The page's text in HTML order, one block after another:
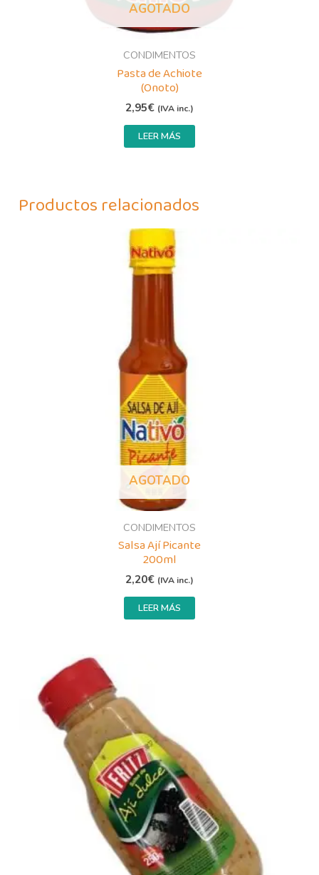
AGOTADO
CONDIMENTOS
Pasta de Achiote
(Onoto)
2,95€ (IVA inc.)
LEER MÁS
Productos relacionados
AGOTADO
CONDIMENTOS
Salsa Ají Picante
200ml
2,20€ (IVA inc.)
LEER MÁS